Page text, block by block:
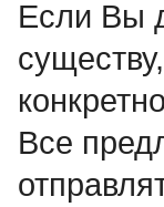
Если Вы
Все